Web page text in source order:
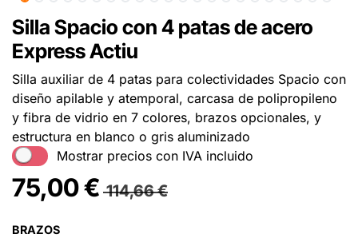
Silla Spacio con 4 patas de acero
Express Actiu
Silla auxiliar de 4 patas para colectividades Spacio con
diseño apilable y atemporal, carcasa de polipropileno
y fibra de vidrio en 7 colores, brazos opcionales, y
estructura en blanco o gris aluminizado
Mostrar precios con IVA incluido
75,00€ 114,66€
BRAZOS